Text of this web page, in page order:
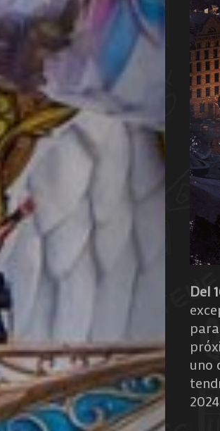
À
de
Search
Del
uno